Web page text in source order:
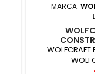
MARCA:
WOLFCRAFT